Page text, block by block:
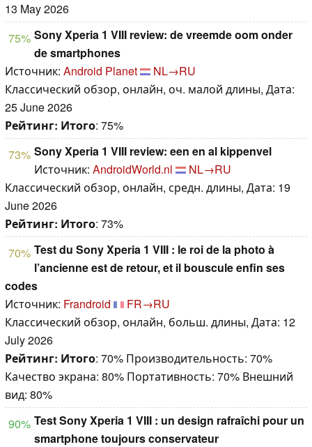
13 May 2026
75% Sony Xperia 1 VIII review: de vreemde oom onder
de smartphones
Источник: Android Planet
NL→RU
Классический обзор, онлайн, оч. малой длины, Дата:
25 June 2026
Рейтинг: Итого: 75%
73% Sony Xperia 1 VIII review: een en al kippenvel
Источник: AndroidWorld.nl
NL→RU
Классический обзор, онлайн, средн. длины, Дата: 19
June 2026
Рейтинг: Итого: 73%
70% Test du Sony Xperia 1 VIII : le roi de la photo à
l’ancienne est de retour, et il bouscule enfin ses
codes
Источник: Frandroid
FR→RU
Классический обзор, онлайн, больш. длины, Дата: 12
July 2026
Рейтинг: Итого: 70% Производительность: 70%
Качество экрана: 80% Портативность: 70% Внешний
вид: 80%
90% Test Sony Xperia 1 VIII : un design rafraîchi pour un
smartphone toujours conservateur